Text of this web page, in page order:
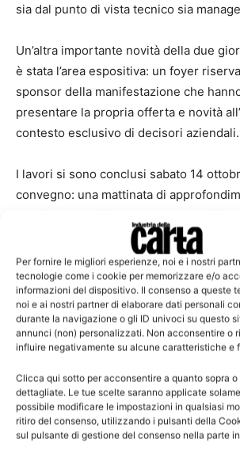
Per fornire le migliori esperienze, noi e i nostri
tecnologie come i cookie per memorizzare e/o
informazioni del dispositivo. Il consenso a queste
noi e ai nostri partner di elaborare dati personali
durante la navigazione o gli ID univoci su questo
annunci (non) personalizzati. Non acconsentire o
influire negativamente su alcune caratteristiche e
Clicca qui sotto per acconsentire a quanto sopra
dettagliate. Le tue scelte saranno applicate
possibile modificare le impostazioni in qualsiasi
ritiro del consenso, utilizzando i pulsanti della
sul pulsante di gestione del consenso nella parte
sia dal punto di vista tecnico sia
Un’altra importante novità della due
è stata l’area espositiva: un foyer
sponsor della manifestazione che
presentare la propria offerta e novità
contesto esclusivo di decisori aziendali.
I lavori si sono conclusi sabato 14
convegno: una mattinata di
con gli alimenti – e i nuovi
macchine, con il contributo di esperti
articolato i temi e gestito delle animate
domande e risposte. Nel convegno si è
software gestionali per gli scatolifici,
infomath e di industria 4.0 e rating di
«Sono molto soddisfatto di questi due
successo delle nostre iniziative credo
fatto che cerchiamo sempre di